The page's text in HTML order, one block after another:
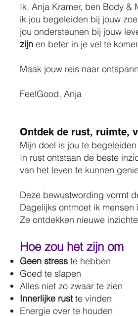
Ik, Anja Kramer, ben Body &
ik jou begeleiden bij jouw
jou ondersteunen bij jouw
zijn en beter in je vel te
Maak jouw reis naar
FeelGood, Anja
Ontdek de rust, ruimte,
Mijn doel is jou te
In rust ontstaan de beste
van het leven te kunnen
Deze bewustwording vormt
Dagelijks ontmoet ik
Ze ontdekken nieuwe
Hoe zou het zijn om
Geen stress te hebben
Goed te slapen
Alles niet zo zwaar te zien
Innerlijke rustte vinden
Energie over te houden